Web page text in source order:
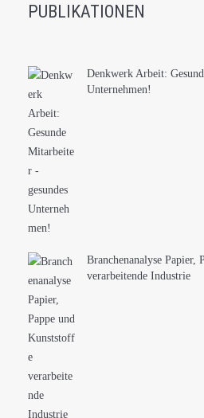
PUBLIKATIONEN
Denkwerk Arbeit:
Unternehmen!
Branchenanalyse Papier,
verarbeitende Industrie